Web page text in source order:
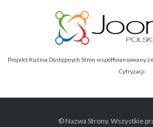
Projekt Kuźnia Dostępnych Stron współfinansowany
Cyfryzacji
© Nazwa Strony. Wszystkie